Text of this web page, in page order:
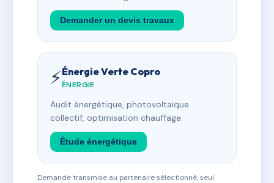
Demander un devis travaux
⚡Énergie Verte Copro
ÉNERGIE
Audit énergétique, photovoltaïque
collectif, optimisation chauffage.
Étude énergétique
Demande transmise au partenaire sélectionné, seul